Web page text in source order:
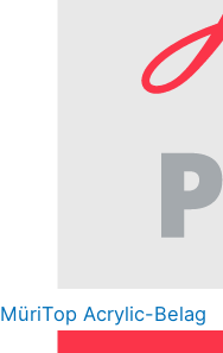
MüriTop Acrylic-Belag